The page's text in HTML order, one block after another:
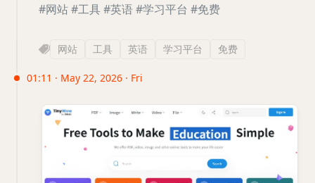
#网站#工具#英语#学习平台 #免费
网站 工具 英语 学习平台 免费
01:11 · May 22, 2026 · Fri